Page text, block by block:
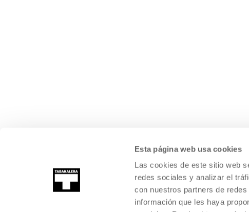
Esta página web usa cookies
Las cookies de este sitio web
redes sociales y analizar el
con nuestros partners de
información que les haya